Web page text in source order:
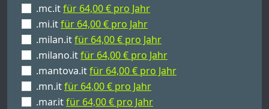
.mc.itfür 64,00 € pro Jahr
.mi.itfür 64,00 € pro Jahr
.milan.itfür 64,00 € pro Jahr
.milano.itfür 64,00 € pro Jahr
.mantova.itfür 64,00 € pro Jahr
.mn.itfür 64,00 € pro Jahr
.mar.itfür 64,00 € pro Jahr